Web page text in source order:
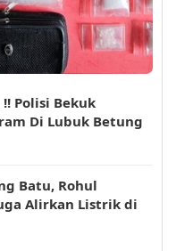
Polisi Bekuk
Di Lubuk Betung
Batu, Rohul
Alirkan Listrik di